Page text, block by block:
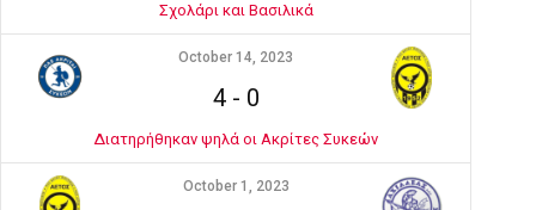
Σχολάρι και Βασιλικά
October 14, 2023
4- 0
Διατηρήθηκαν ψηλά οι Ακρίτες Συκεών
October 1, 2023